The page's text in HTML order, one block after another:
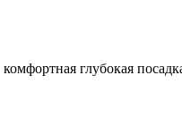
глубокая